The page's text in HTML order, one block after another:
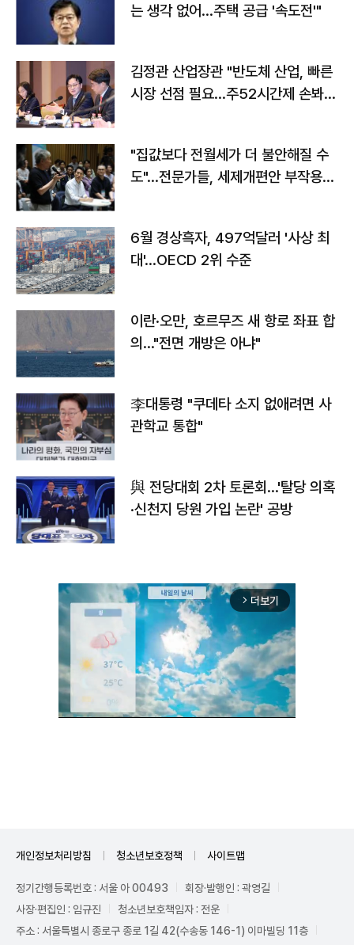
는 생각 없어…주택 공급 '속도전'"
김정관 산업장관 "반도체 산업, 빠른
시장 선점 필요…주52시간제 손봐
"집값보다 전월세가 더 불안해질 수
도"…전문가들, 세제개편안 부작용
6월 경상흑자, 497억달러 '사상 최
대'…OECD 2위 수준
이란·오만, 호르무즈 새 항로 좌표 합
의…"전면 개방은 아냐"
李대통령 "쿠데타 소지 없애려면 사
관학교 통합"
與 전당대회 2차 토론회…'탈당 의혹
·신천지 당원 가입 논란' 공방
arrow_forward_ios 더보기
개인정보처리방침 청소년보호정책 사이트맵
정기간행등록번호 : 서울 아 00493
회장·발행인 : 곽영길
사장·편집인 : 임규진
청소년보호책임자 : 전운
주소 : 서울특별시 종로구 종로 1길 42(수송동 146-1) 이마빌딩 11층